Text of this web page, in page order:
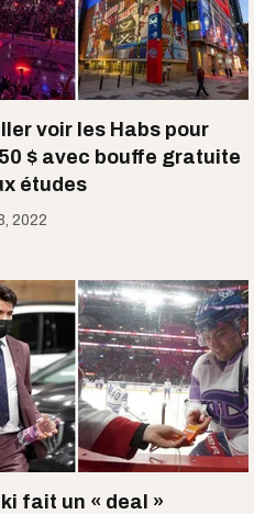
voir les Habs pour
$ avec bouffe gratuite
études
2022
fait un « deal »